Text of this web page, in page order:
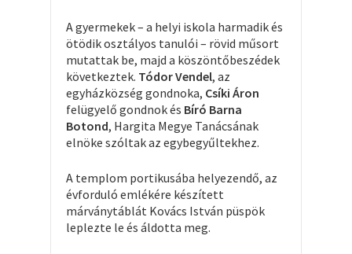
A gyermekek – a helyi iskola harmadik és
ötödik osztályos tanulói – rövid műsort
mutattak be, majd a köszöntőbeszédek
következtek. Tódor Vendel, az
egyházközség gondnoka, Csíki Áron
felügyelő gondnok és Bíró Barna
Botond, Hargita Megye Tanácsának
elnöke szóltak az egybegyűltekhez.
A templom portikusába helyezendő, az
évforduló emlékére készített
márványtáblát Kovács István püspök
leplezte le és áldotta meg.